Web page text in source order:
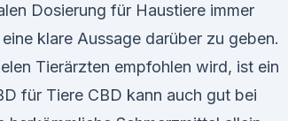
Dosierung für Haustiere immer
klare Aussage darüber zu geben.
Tierärzten empfohlen wird, ist ein
für Tiere CBD kann auch gut bei